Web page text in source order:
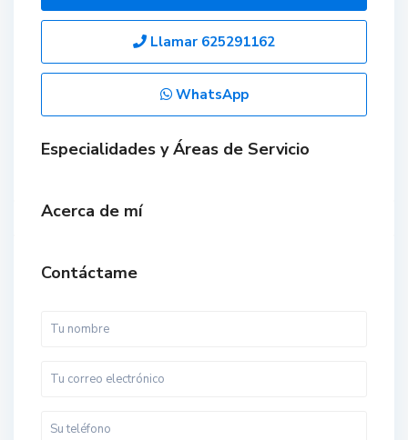
Llamar 625291162
WhatsApp
Especialidades y Áreas de Servicio
Acerca de mí
Contáctame